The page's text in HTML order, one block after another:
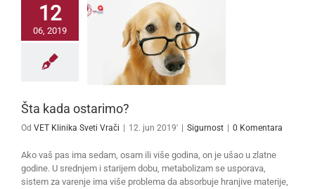
12
06, 2019
Šta kada ostarimo?
Od VET Klinika Sveti Vrači 12. jun 2019' Sigurnost 0 Komentara
Ako vaš pas ima sedam, osam ili više godina, on je ušao u zlatne
godine. U srednjem i starijem dobu, metabolizam se usporava,
sistem za varenje ima više problema da absorbuje hranjive materije,